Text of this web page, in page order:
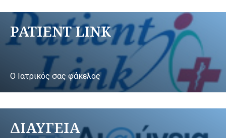
PATIENT LINK
Ο Ιατρικός σας φάκελος
ΔΙΑΥΓΕΙΑ